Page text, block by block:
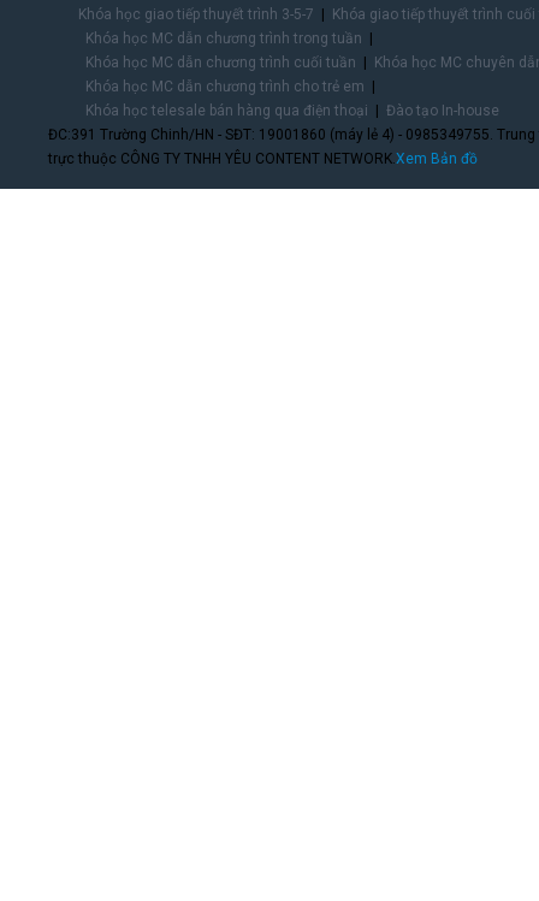
Khóa học giao tiếp thuyết trình 3-5-7
Khóa giao tiếp thuyết trình
Khóa học MC dẫn chương trình trong tuần
Khóa học MC dẫn chương trình cuối tuần
Khóa học MC chuyên
Khóa học MC dẫn chương trình cho trẻ em
Khóa học telesale bán hàng qua điện thoại
Đào tạo In-house
ĐC:391 Trường Chinh/HN - SĐT: 19001860 (máy lẻ 4) - 0985349755.
trực thuộc CÔNG TY TNHH YÊU CONTENT NETWORK.Xem Bản đồ